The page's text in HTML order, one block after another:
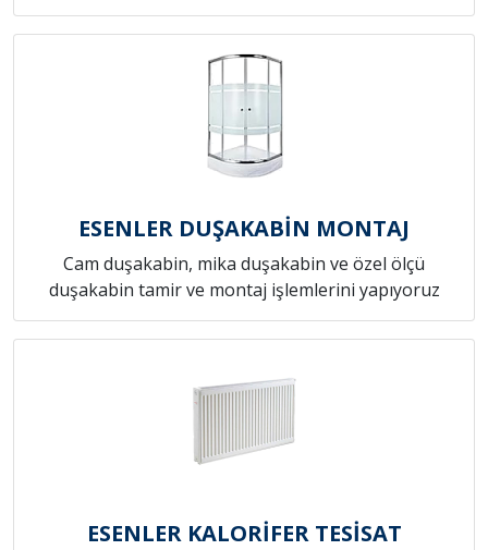
ESENLER DUŞAKABİN MONTAJ
Cam duşakabin, mika duşakabin ve özel ölçü
duşakabin tamir ve montaj işlemlerini yapıyoruz
ESENLER KALORİFER TESİSAT